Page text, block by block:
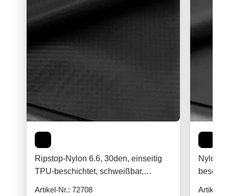
Ripstop-Nylon 6.6, 30den, einseitig
TPU-beschichtet, schweißbar,
Artikel-Nr.: 72708
Nylon,
Artikel-